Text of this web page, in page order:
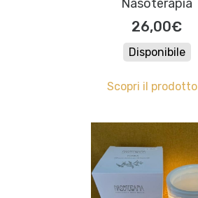
Nasoterapia
26,00€
Disponibile
Scopri il prodotto